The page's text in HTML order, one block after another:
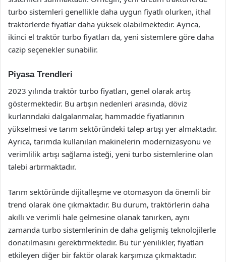
turbo sistemleri genellikle daha uygun fiyatlı olurken, ithal
traktörlerde fiyatlar daha yüksek olabilmektedir. Ayrıca,
ikinci el traktör turbo fiyatları da, yeni sistemlere göre daha
cazip seçenekler sunabilir.
Piyasa Trendleri
2023 yılında traktör turbo fiyatları, genel olarak artış
göstermektedir. Bu artışın nedenleri arasında, döviz
kurlarındaki dalgalanmalar, hammadde fiyatlarının
yükselmesi ve tarım sektöründeki talep artışı yer almaktadır.
Ayrıca, tarımda kullanılan makinelerin modernizasyonu ve
verimlilik artışı sağlama isteği, yeni turbo sistemlerine olan
talebi artırmaktadır.
Tarım sektöründe dijitalleşme ve otomasyon da önemli bir
trend olarak öne çıkmaktadır. Bu durum, traktörlerin daha
akıllı ve verimli hale gelmesine olanak tanırken, aynı
zamanda turbo sistemlerinin de daha gelişmiş teknolojilerle
donatılmasını gerektirmektedir. Bu tür yenilikler, fiyatları
etkileyen diğer bir faktör olarak karşımıza çıkmaktadır.